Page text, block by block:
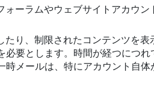
ーラムやウェブサイトアカウ
り、制限されたコンテンツを
要とします。時間が経つにつ
メールは、特にアカウント自